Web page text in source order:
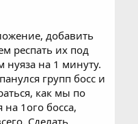
добавить
респать их под
на 1 минуту.
групп босс и
как мы по
1ого босса,
Сделать